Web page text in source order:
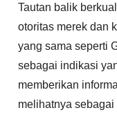
Tautan balik
otoritas merek dan
yang sama seperti
sebagai indikasi
memberikan
melihatnya